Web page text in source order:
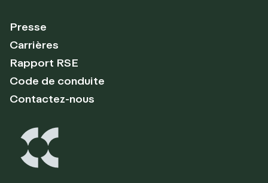
Presse
Carrières
Rapport RSE
Code de conduite
Contactez-nous